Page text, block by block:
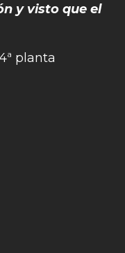
y visto que el
planta